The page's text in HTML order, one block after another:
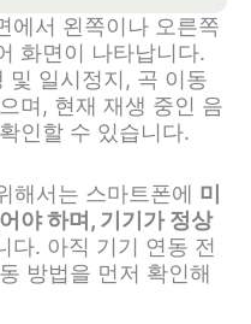
에서 왼쪽이나 오른쪽
화면이 나타납니다.
및 일시정지, 곡 이동
며, 현재 재생 중인 음
인할 수 있습니다.
해서는 스마트폰에 미
야 하며, 기기가 정상
다. 아직 기기 연동 전
방법을 먼저 확인해